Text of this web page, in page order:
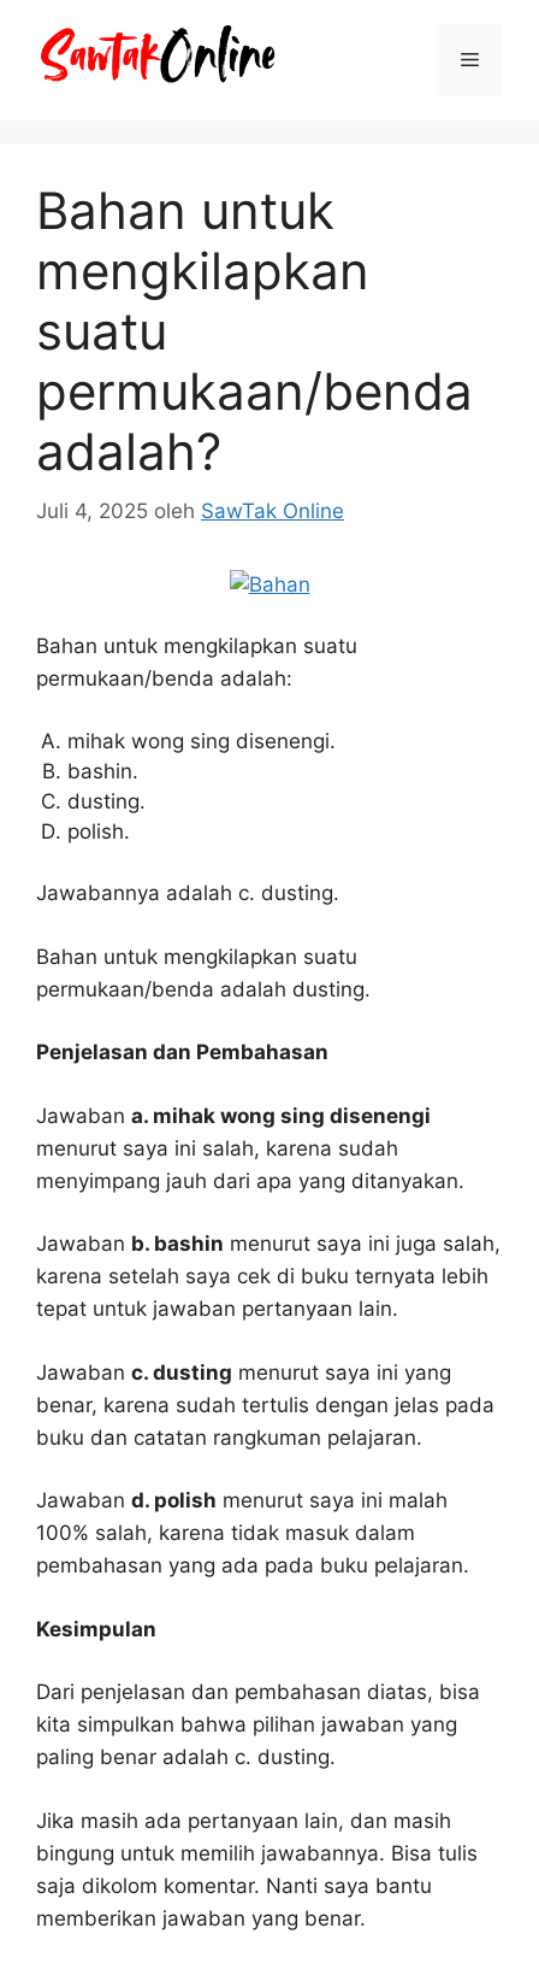
Menu
Bahan untuk
mengkilapkan
suatu
permukaan/benda
adalah?
Juli 4, 2025 oleh SawTak Online
Bahan untuk mengkilapkan suatu
permukaan/benda adalah:
mihak wong sing disenengi.
bashin.
dusting.
polish.
Jawabannya adalah c. dusting.
Bahan untuk mengkilapkan suatu
permukaan/benda adalah dusting.
Penjelasan dan Pembahasan
Jawaban a. mihak wong sing disenengi
menurut saya ini salah, karena sudah
menyimpang jauh dari apa yang ditanyakan.
Jawaban b. bashin menurut saya ini juga salah,
karena setelah saya cek di buku ternyata lebih
tepat untuk jawaban pertanyaan lain.
Jawaban c. dusting menurut saya ini yang
benar, karena sudah tertulis dengan jelas pada
buku dan catatan rangkuman pelajaran.
Jawaban d. polish menurut saya ini malah
100% salah, karena tidak masuk dalam
pembahasan yang ada pada buku pelajaran.
Kesimpulan
Dari penjelasan dan pembahasan diatas, bisa
kita simpulkan bahwa pilihan jawaban yang
paling benar adalah c. dusting.
Jika masih ada pertanyaan lain, dan masih
bingung untuk memilih jawabannya. Bisa tulis
saja dikolom komentar. Nanti saya bantu
memberikan jawaban yang benar.